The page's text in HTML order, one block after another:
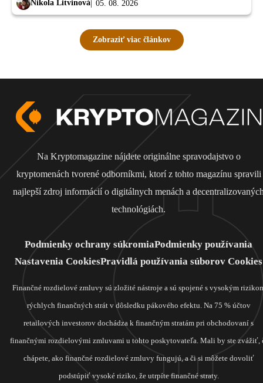
Nikola Litvinová 05. 08. 2026
Zobraziť viac článkov
Na Kryptomagazine nájdete originálne spravodajstvo o
kryptomenách tvorené odborníkmi, ktorí z tohto magazínu spravili
najlepší zdroj informácií o digitálnych menách a
technológiách.
Podmienky ochrany súkromiaPodmienky používania
Nastavenia CookiesPravidlá používania súborov Cookies
Finančné rozdielové zmluvy sú zložité nástroje a sú spojené s vysokým
rýchlych finančných strát v dôsledku pákového efektu. Na 75 % účtov
retailových investorov dochádza k finančným stratám pri obchodovaní s
finančnými rozdielovými zmluvami u tohto poskytovateľa. Mali by ste zvážiť,
chápete, ako finančné rozdielové zmluvy fungujú, a či si môžete dovoliť
podstúpiť vysoké riziko, že utrpíte finančné straty.